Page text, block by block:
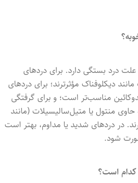
علت درد بستگی دارد. برای دردهای
دیکلوفناک مؤثرترند؛ برای دردهای
مناسب‌تر است؛ و برای گرفتگی
منتول یا متیل‌سالیسیلات (مانند
در دردهای شدید یا مداوم، بهتر است
شود.